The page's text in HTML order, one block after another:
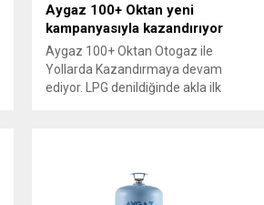
Aygaz 100+ Oktan yeni
kampanyasıyla kazandırıyor
Aygaz 100+ Oktan Otogaz ile
Yollarda Kazandırmaya devam
ediyor. LPG denildiğinde akla ilk
kampanyasında 100 TL Aygaz
Otogaz puanı hediye ediyor.